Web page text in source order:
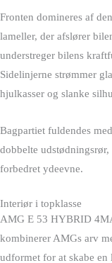
Fronten domineres af
lameller, der afslører
understreger bilens
Sidelinjerne strømmer
hjulkasser og slanke
Bagpartiet fuldendes
dobbelte
forbedret ydeevne.
Interiør i topklasse
AMG E 53 HYBRID
kombinerer AMGs arv
udformet for at skabe